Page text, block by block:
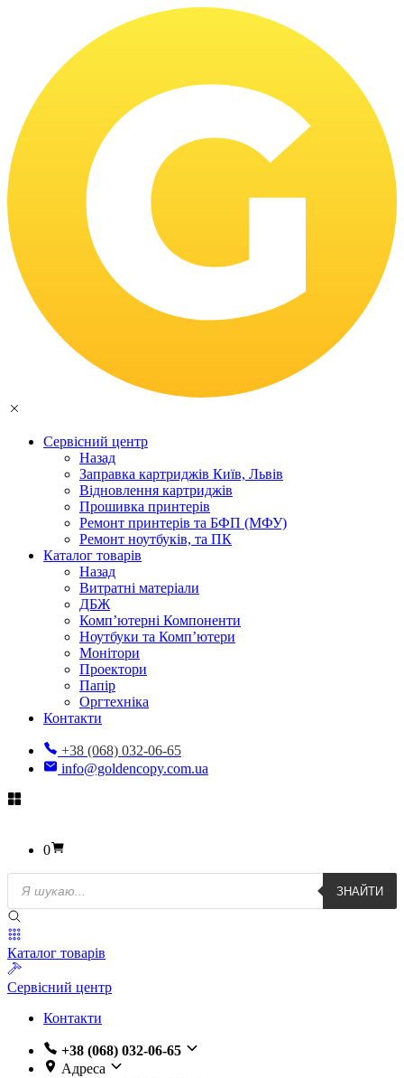
Сервісний центр
Назад
Заправка картриджів Київ, Львів
Відновлення картриджів
Прошивка принтерів
Ремонт принтерів та БФП (МФУ)
Ремонт ноутбуків, та ПК
Каталог товарів
Назад
Витратні матеріали
ДБЖ
Комп’ютерні Компоненти
Ноутбуки та Комп’ютери
Монітори
Проектори
Папір
Оргтехніка
Контакти
+38 (068) 032-06-65
info@goldencopy.com.ua
0
Пошук
товарів
ЗНАЙТИ
Каталог товарів
Сервісний центр
Контакти
+38 (068) 032-06-65
Адреса